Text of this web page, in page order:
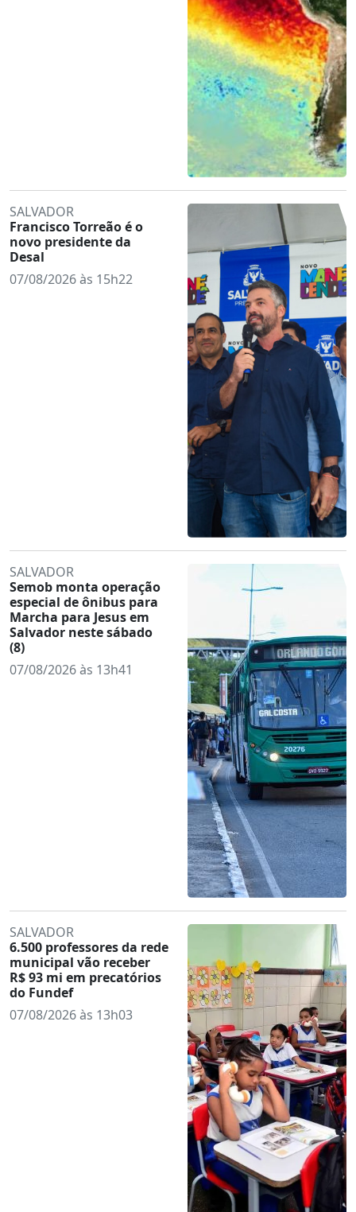
SALVADOR
Francisco Torreão é o
novo presidente da
Desal
07/08/2026 às 15h22
SALVADOR
Semob monta operação
especial de ônibus para
Marcha para Jesus em
Salvador neste sábado
(8)
07/08/2026 às 13h41
SALVADOR
6.500 professores da rede
municipal vão receber
R$ 93 mi em precatórios
do Fundef
07/08/2026 às 13h03